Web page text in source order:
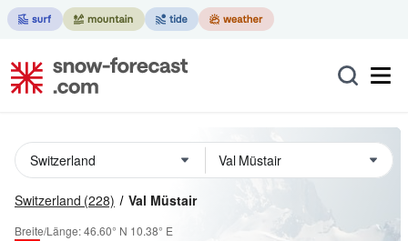
Switzerland (228) Val Müstair
Breite/Länge:46.60° N 10.38° E